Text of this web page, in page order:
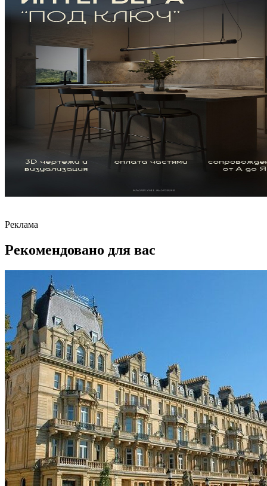
Реклама
Рекомендовано для вас